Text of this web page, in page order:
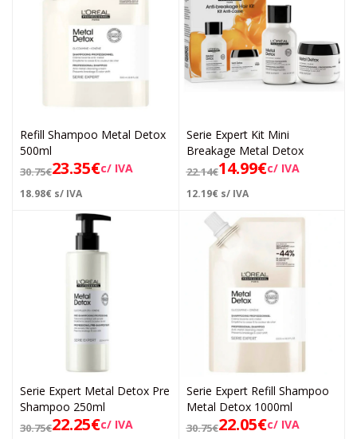
Refill Shampoo Metal Detox
500ml
30.75€23.35€c/ IVA
18.98€ s/ IVA
Serie Expert Kit Mini
Breakage Metal Detox
22.14€14.99€c/ IVA
12.19€ s/ IVA
Serie Expert Metal Detox Pre
Shampoo 250ml
30.75€22.25€c/ IVA
Serie Expert Refill Shampoo
Metal Detox 1000ml
30.75€22.05€c/ IVA